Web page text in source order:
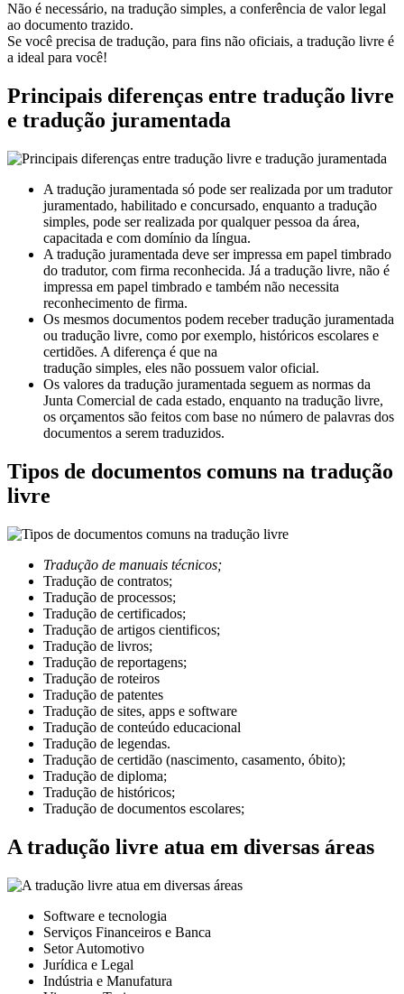
Não é necessário, na tradução simples, a conferência de valor legal
ao documento trazido.
Se você precisa de tradução, para fins não oficiais, a tradução livre é
a ideal para você!
Principais diferenças entre tradução livre
e tradução juramentada
A tradução juramentada só pode ser realizada por um tradutor
juramentado, habilitado e concursado, enquanto a tradução
simples, pode ser realizada por qualquer pessoa da área,
capacitada e com domínio da língua.
A tradução juramentada deve ser impressa em papel timbrado
do tradutor, com firma reconhecida. Já a tradução livre, não é
impressa em papel timbrado e também não necessita
reconhecimento de firma.
Os mesmos documentos podem receber tradução juramentada
ou tradução livre, como por exemplo, históricos escolares e
certidões. A diferença é que na
tradução simples, eles não possuem valor oficial.
Os valores da tradução juramentada seguem as normas da
Junta Comercial de cada estado, enquanto na tradução livre,
os orçamentos são feitos com base no número de palavras dos
documentos a serem traduzidos.
Tipos de documentos comuns na tradução
livre
Tradução de manuais técnicos;
Tradução de contratos;
Tradução de processos;
Tradução de certificados;
Tradução de artigos cientificos;
Tradução de livros;
Tradução de reportagens;
Tradução de roteiros
Tradução de patentes
Tradução de sites, apps e software
Tradução de conteúdo educacional
Tradução de legendas.
Tradução de certidão (nascimento, casamento, óbito);
Tradução de diploma;
Tradução de históricos;
Tradução de documentos escolares;
A tradução livre atua em diversas áreas
Software e tecnologia
Serviços Financeiros e Banca
Setor Automotivo
Jurídica e Legal
Indústria e Manufatura